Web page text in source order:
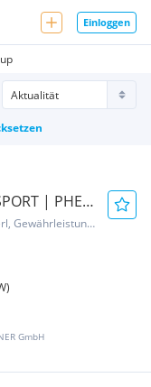
Einloggen
| PHEV
Hybrid Elektro/Benzin, Automatik, gültiges Pickerl, Gewährleistung, Garantie
GmbH